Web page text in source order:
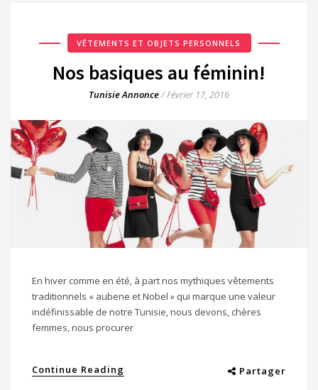
VÊTEMENTS ET OBJETS PERSONNELS
Nos basiques au féminin!
Tunisie Annonce/Février 17, 2016
En hiver comme en été, à part nos mythiques vêtements
traditionnels « aubene et Nobel » qui marque une valeur
indéfinissable de notre Tunisie, nous devons, chères
femmes, nous procurer
Continue Reading Partager